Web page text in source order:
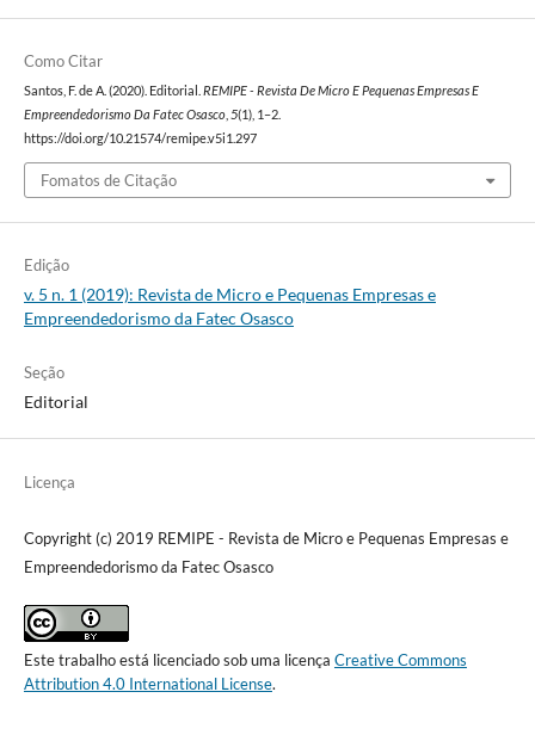
Como Citar
Santos, F. de A. (2020). Editorial. REMIPE - Revista De Micro E Pequenas Empresas E
Empreendedorismo Da Fatec Osasco, 5(1), 1–2.
https://doi.org/10.21574/remipe.v5i1.297
Fomatos de Citação
Edição
v. 5 n. 1 (2019): Revista de Micro e Pequenas Empresas e
Empreendedorismo da Fatec Osasco
Seção
Editorial
Licença
Copyright (c) 2019 REMIPE - Revista de Micro e Pequenas Empresas e
Empreendedorismo da Fatec Osasco
Este trabalho está licenciado sob uma licença Creative Commons
Attribution 4.0 International License.